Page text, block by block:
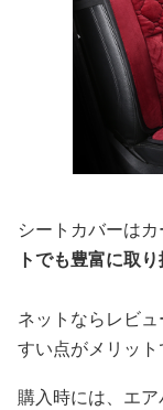
シートカバーはカ
トでも豊富に取
ネットならレビ
すい点がメリット
購入時には、エ